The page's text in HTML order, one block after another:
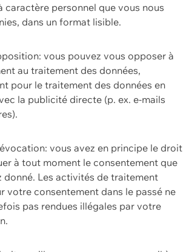
caractère personnel que vous nous
dans un format lisible.
vous pouvez vous opposer à
au traitement des données,
pour le traitement des données en
la publicité directe (p. ex. e-mails
vous avez en principe le droit
à tout moment le consentement que
donné. Les activités de traitement
votre consentement dans le passé ne
pas rendues illégales par votre